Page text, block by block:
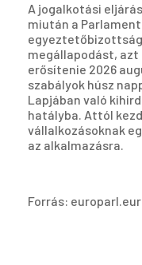
A jogalkotási
miután a
megállapodást, azt
erősítenie 2026
szabályok húsz
Lapjában való
hatályba. Attól
vállalkozásoknak
az alkalmazásra.
Forrás: